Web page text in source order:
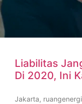
Liabilitas
Di 2020, Ini
Jakarta,